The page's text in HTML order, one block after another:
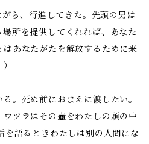
ら、行進してきた。先頭の男は
所を提供してくれれば、あなた
あなたがたを解放するために来
。死ぬ前におまえに渡したい。
ツラはその壺をわたしの頭の中
語るときわたしは別の人間にな